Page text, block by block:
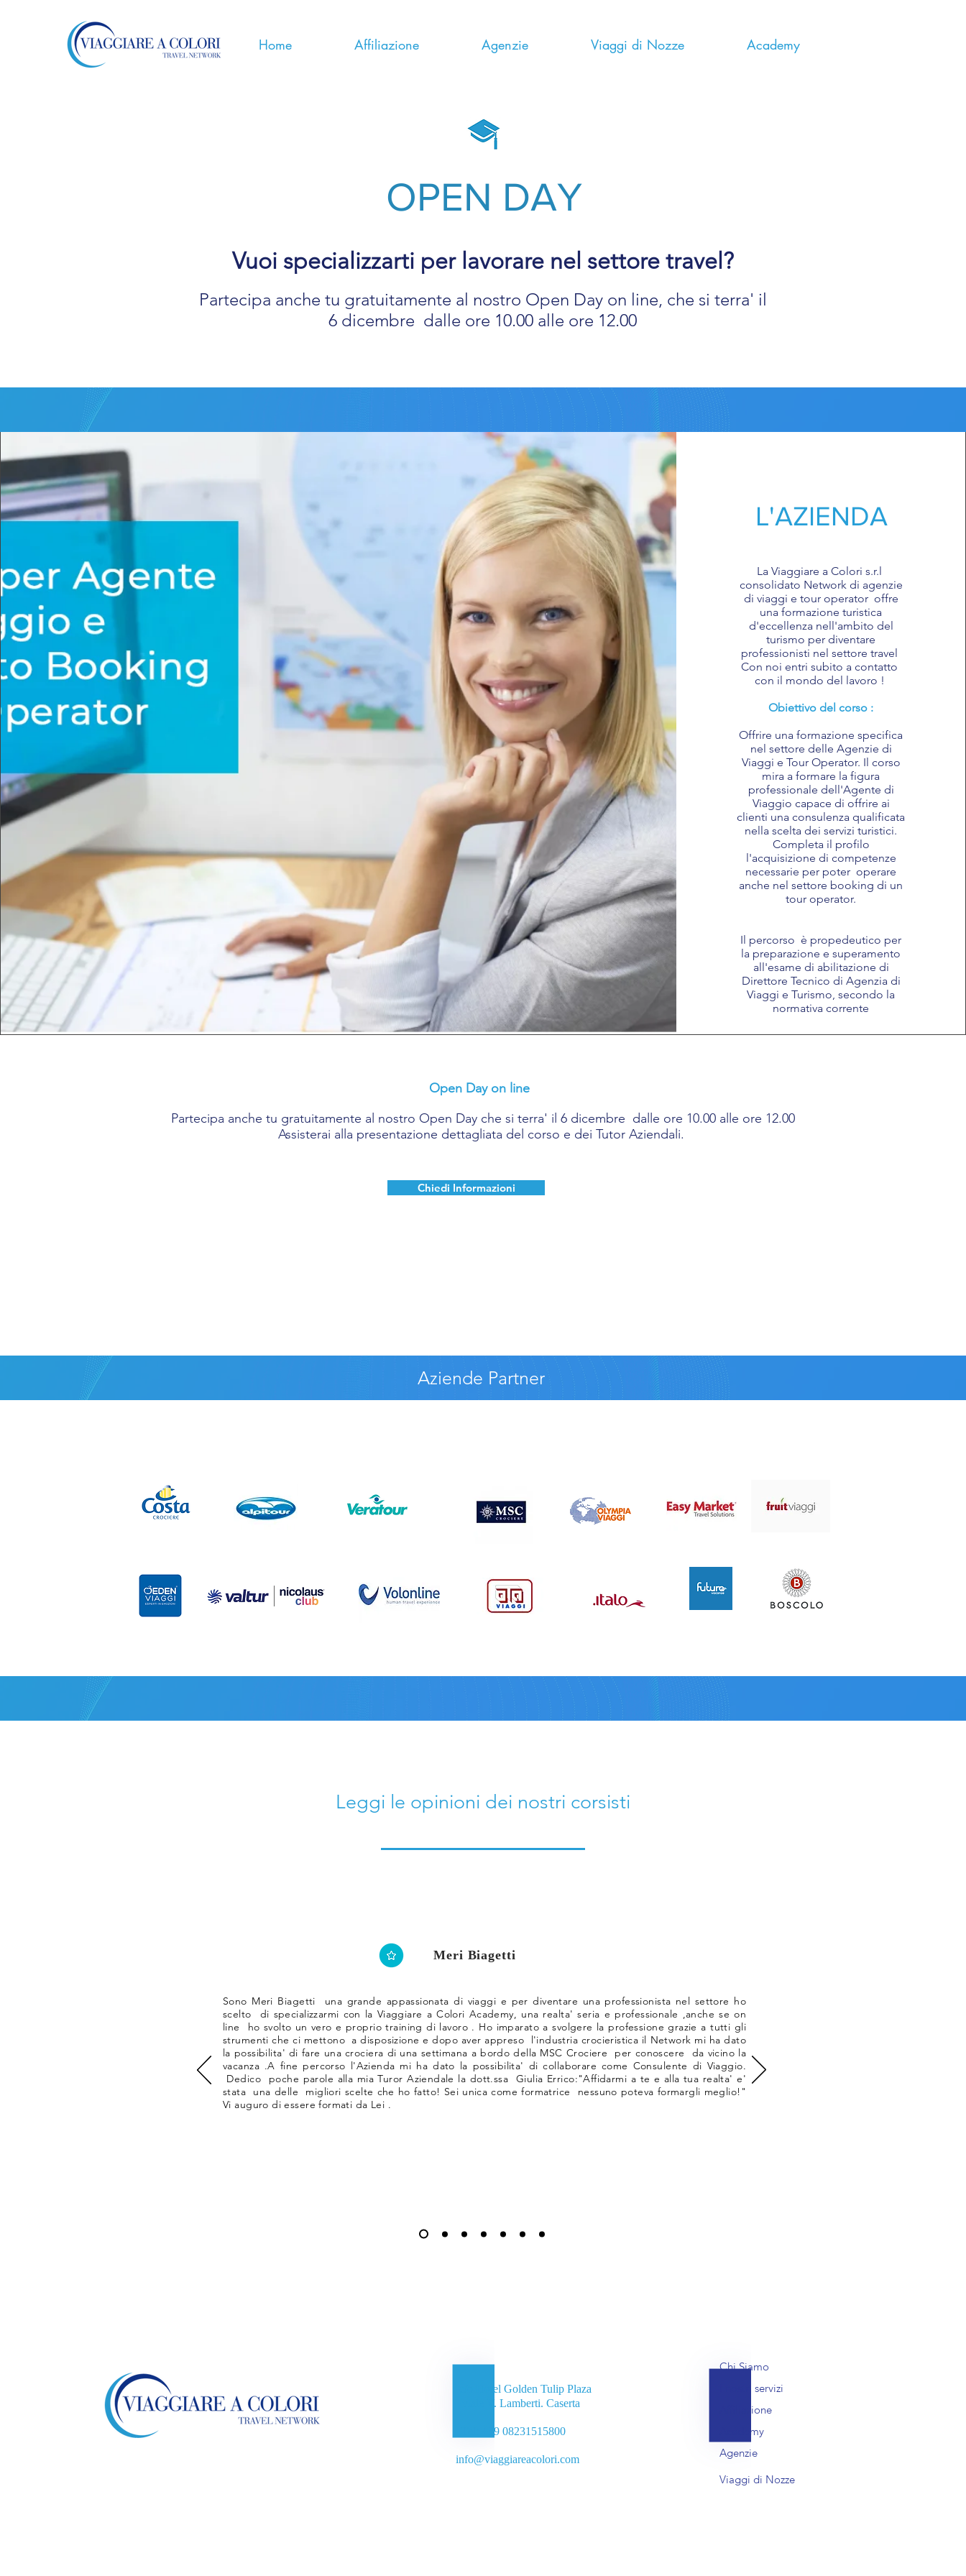
Home Affiliazione Agenzie Viaggi di Nozze Academy
OPEN DAY
Vuoi specializzarti per lavorare nel settore travel?
Partecipa anche tu gratuitamente al nostro Open Day on line, che si terra' il
6 dicembre dalle ore 10.00 alle ore 12.00
L'AZIENDA
La Viaggiare a Colori s.r.l
consolidato Network di agenzie
di viaggi e tour operator offre
una formazione turistica
d'eccellenza nell'ambito del
turismo per diventare
professionisti nel settore travel
Con noi entri subito a contatto
con il mondo del lavoro !
Obiettivo del corso :
Offrire una formazione specifica
nel settore delle Agenzie di
Viaggi e Tour Operator. Il corso
mira a formare la figura
professionale dell'Agente di
Viaggio capace di offrire ai
clienti una consulenza qualificata
nella scelta dei servizi turistici.
Completa il profilo
l'acquisizione di competenze
necessarie per poter operare
anche nel settore booking di un
tour operator.
Il percorso è propedeutico per
la preparazione e superamento
all'esame di abilitazione di
Direttore Tecnico di Agenzia di
Viaggi e Turismo, secondo la
normativa corrente
Open Day on line
Partecipa anche tu gratuitamente al nostro Open Day che si terra' il 6 dicembre dalle ore 10.00 alle ore 12.00
Assisterai alla presentazione dettagliata del corso e dei Tutor Aziendali.
Chiedi Informazioni
Aziende Partner
Leggi le opinioni dei nostri corsisti
Meri Biagetti
Sono Meri Biagetti una grande appassionata di viaggi e per diventare una professionista nel settore ho
scelto di specializzarmi con la Viaggiare a Colori Academy, una realta' seria e professionale ,anche se on
line ho svolto un vero e proprio training di lavoro . Ho imparato a svolgere la professione grazie a tutti gli
strumenti che ci mettono a disposizione e dopo aver appreso l'industria crocieristica il Network mi ha dato
la possibilita' di fare una crociera di una settimana a bordo della MSC Crociere per conoscere da vicino la
vacanza .A fine percorso l'Azienda mi ha dato la possibilita' di collaborare come Consulente di Viaggio.
Dedico poche parole alla mia Turor Aziendale la dott.ssa Giulia Errico:"Affidarmi a te e alla tua realta' e'
stata una delle migliori scelte che ho fatto! Sei unica come formatrice nessuno poteva formargli meglio!"
Vi auguro di essere formati da Lei .
c/o Hotel Golden Tulip Plaza
viale V. Lamberti.Caserta
Tel: +39 08231515800
info@viaggiareacolori.com
Chi Siamo
I nostri servizi
Affiliazione
Academy
Agenzie
Viaggi di Nozze